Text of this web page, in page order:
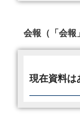
会報（「会報
現在資料は